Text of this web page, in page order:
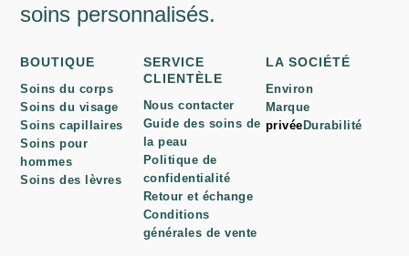
soins personnalisés.
BOUTIQUE
Soins du corps
Soins du visage
Soins capillaires
Soins pour
hommes
Soins des lèvres
SERVICE
CLIENTÈLE
Nous contacter
Guide des soins de
la peau
Politique de
confidentialité
Retour et échange
Conditions
générales de vente
LA SOCIÉTÉ
Environ
Marque
privée Durabilité